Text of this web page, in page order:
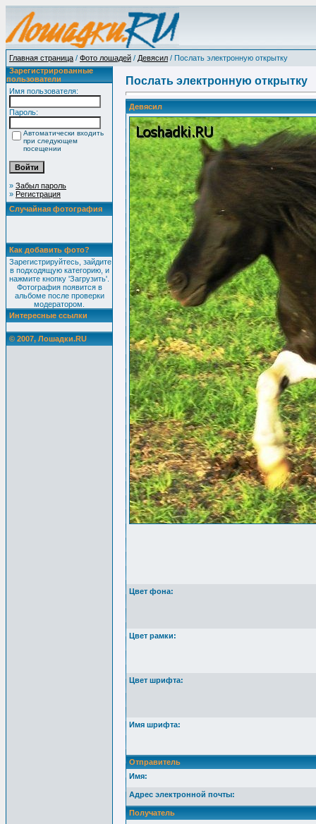
Главная страница / Фото лошадей / Девясил / Послать электронную открытку
Зарегистрированные
пользователи
Имя пользователя:
Пароль:
Автоматически входить
при следующем
посещении
» Забыл пароль
» Регистрация
Случайная фотография
Как добавить фото?
Зарегистрируйтесь, зайдите
в подходящую категорию, и
нажмите кнопку 'Загрузить'.
Фотография появится в
альбоме после проверки
модератором.
Интересные ссылки
© 2007, Лошадки.RU
Послать электронную открытку
Девясил
Цвет фона:
Цвет рамки:
Цвет шрифта:
Имя шрифта:
Отправитель
Имя:
Адрес электронной почты:
Получатель